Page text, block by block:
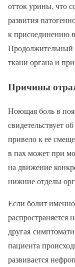
отток урины, что
развития
к присоединению
Продолжительный
ткани органа и
Причины
Ноющая боль в
свидетельствует
привело к ее
в пах может при
на движение
нижние отделы
Если болит
распространяется
другая
пациента
развивается